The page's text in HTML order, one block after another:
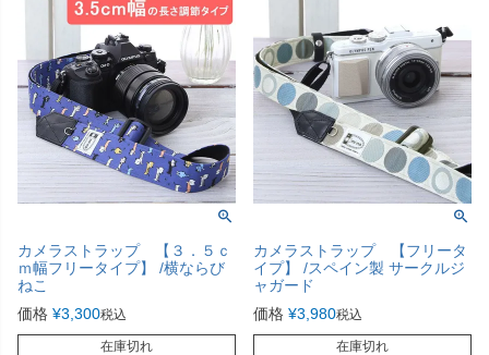
カメラストラップ 【３．５ｃ
ｍ幅フリータイプ】 /横ならび
ねこ
価格 ¥3,300税込
在庫切れ
カメラストラップ 【フリータ
イプ】 /スペイン製 サークルジ
ャガード
価格 ¥3,980税込
在庫切れ